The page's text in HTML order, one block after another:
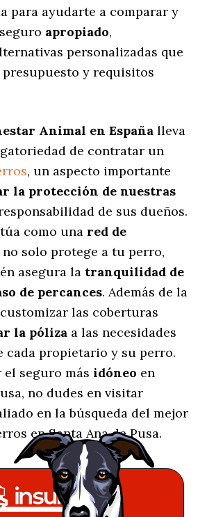
para ayudarte a comparar y
apropiado,
personalizadas que
y requisitos
Animal en España lleva
de contratar un
, un aspecto importante
la protección de nuestras
de sus dueños.
como una red de
no solo protege a tu perro,
asegura la tranquilidad de
de percances. Además de la
las coberturas
la póliza a las necesidades
cada propietario y su perro.
el seguro másidóneo en
no dudes en visitar
en la búsqueda del mejor
en Santa Ana de Pusa.